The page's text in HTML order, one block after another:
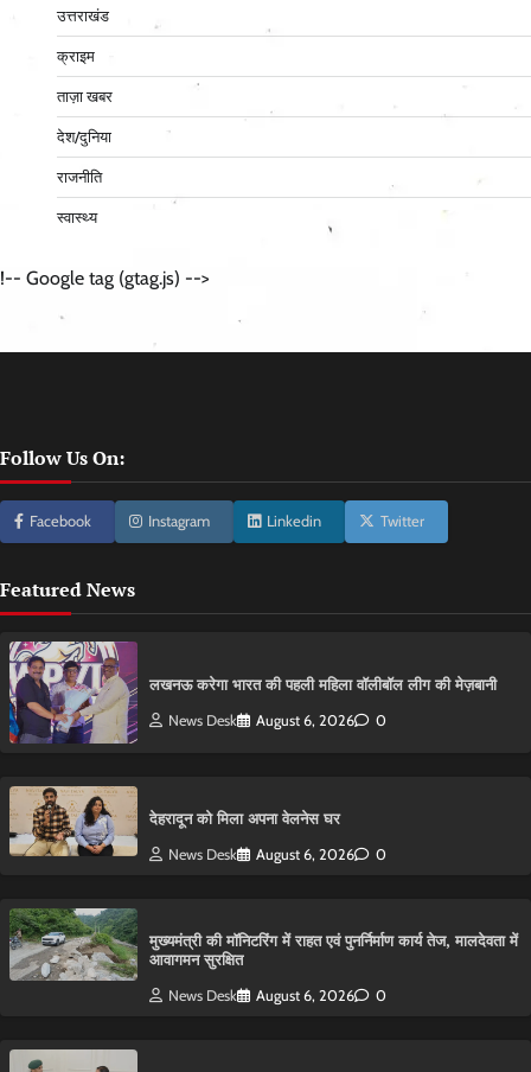
उत्तराखंड
क्राइम
ताज़ा खबर
देश/दुनिया
राजनीति
स्वास्थ्य
!-- Google tag (gtag.js) -->
Follow Us On:
Facebook Instagram Linkedin Twitter
Featured News
लखनऊ करेगा भारत की पहली महिला वॉलीबॉल लीग की मेज़बानी
News Desk August 6, 2026 0
देहरादून को मिला अपना वेलनेस घर
News Desk August 6, 2026 0
मुख्यमंत्री की मॉनिटरिंग में राहत एवं पुनर्निर्माण कार्य तेज, मालदेवता में
आवागमन सुरक्षित
News Desk August 6, 2026 0